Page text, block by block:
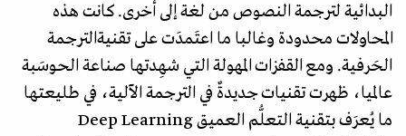
البدائية لترجمة النصوص من لغة إلى أخرى. كانت هذه
المحاولات محدودة وغالبا ما اعتَمدَت على تقنيةالترجمة
الحَرفية. ومع القفزات المهولة التي شهِدتها صناعة الحوسَبة
عالميا، ظهرت تقنيات جديدةٌ في الترجمة الآلية، في طليعتها
ما يُعرَف بتقنية التعلُّم العميق Deep Learning